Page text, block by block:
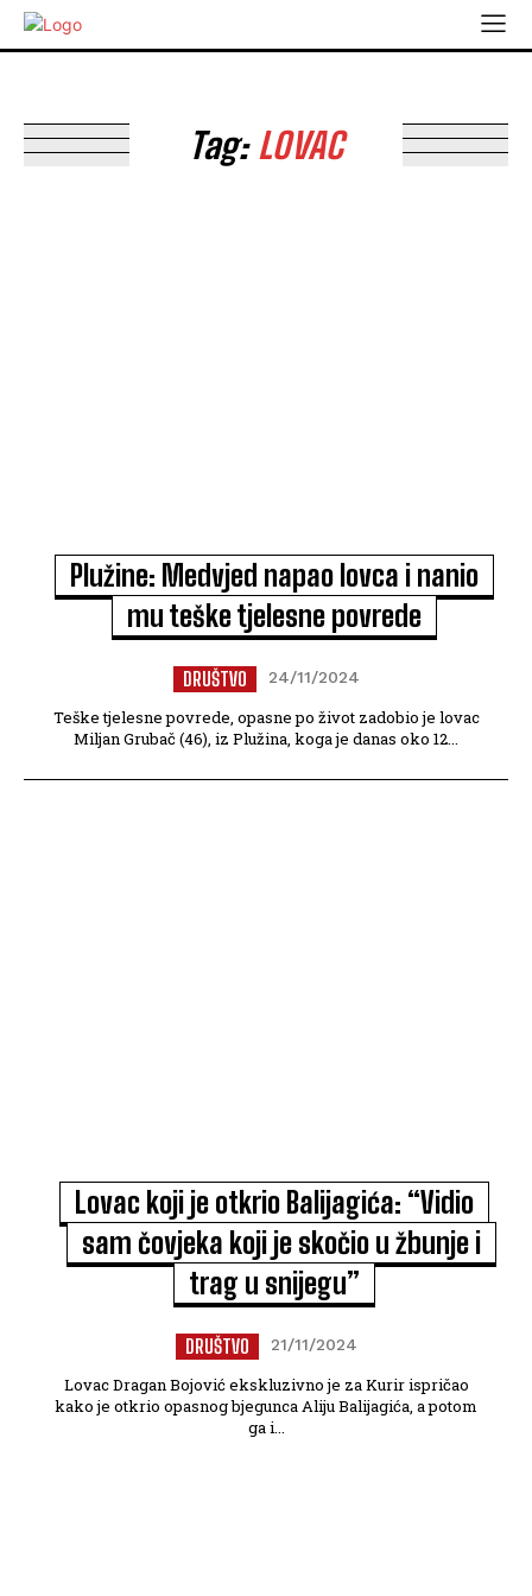
Tag: LOVAC
Plužine: Medvjed napao lovca i nanio
mu teške tjelesne povrede
DRUŠTVO 24/11/2024
Teške tjelesne povrede, opasne po život zadobio je lovac
Miljan Grubač (46), iz Plužina, koga je danas oko 12...
Lovac koji je otkrio Balijagića: “Vidio
sam čovjeka koji je skočio u žbunje i
trag u snijegu”
DRUŠTVO 21/11/2024
Lovac Dragan Bojović ekskluzivno je za Kurir ispričao
kako je otkrio opasnog bjegunca Aliju Balijagića, a potom
ga i...